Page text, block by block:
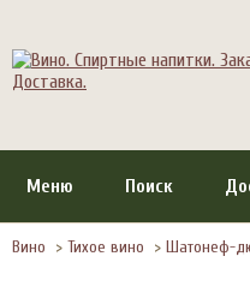
Меню Поиск
Вино > Тихое вино > Шатонеф-